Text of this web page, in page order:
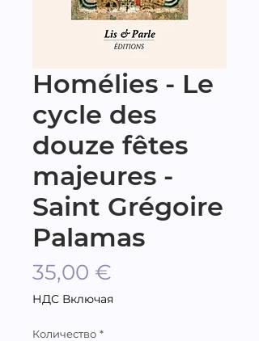
Homélies - Le
cycle des
douze fêtes
majeures -
Saint Grégoire
Palamas
35,00 €
НДС Включая
Количество *